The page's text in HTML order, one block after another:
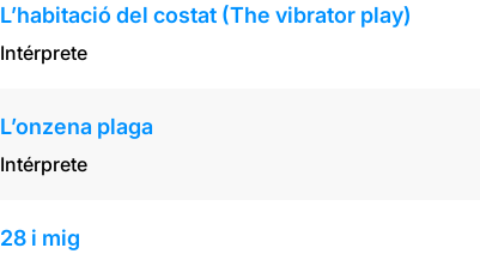
L’habitació del costat (The vibrator play)
Intérprete
L’onzena plaga
Intérprete
28 i mig